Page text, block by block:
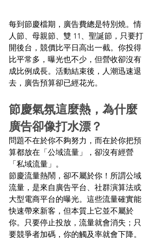
每到節慶檔期，廣告費總是特別燒。情
人節、母親節、雙 11、聖誕節，只要打
開後台，競價比平日高出一截。你投得
比平常多，曝光也不少，但營收卻沒有
成比例成長。活動結束後，人潮迅速退
去，廣告預算卻已經花光。
節慶氣氛這麼熱，為什麼
廣告卻像打水漂？
問題不在於你不夠努力，而在於你把預
算都放在「公域流量」，卻沒有經營
「私域流量」。
節慶流量熱鬧，卻不屬於你！所謂公域
流量，是來自廣告平台、社群演算法或
大型電商平台的曝光。這些流量確實能
快速帶來新客，但本質上它並不屬於
你。只要停止投放，流量就會消失；只
要競爭者加碼，你的觸及率就會下降。